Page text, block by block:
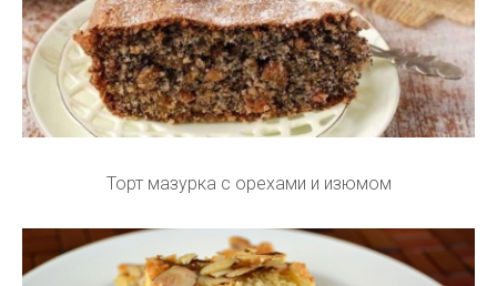
Торт мазурка с орехами и изюмом